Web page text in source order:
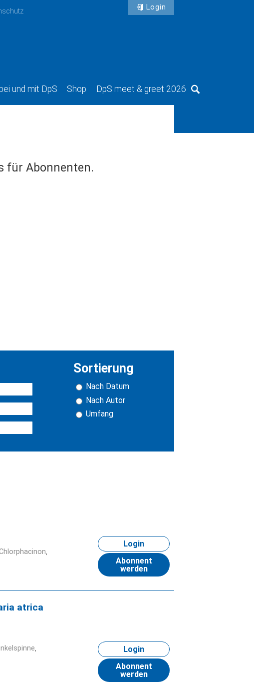
Login
und mit DpS Shop DpS meet & greet 2026 Suche
für Abonnenten.
Sortierung
Nach Datum
Nach Autor
Umfang
Login
Abonnent
werden
atrica
Login
Abonnent
werden